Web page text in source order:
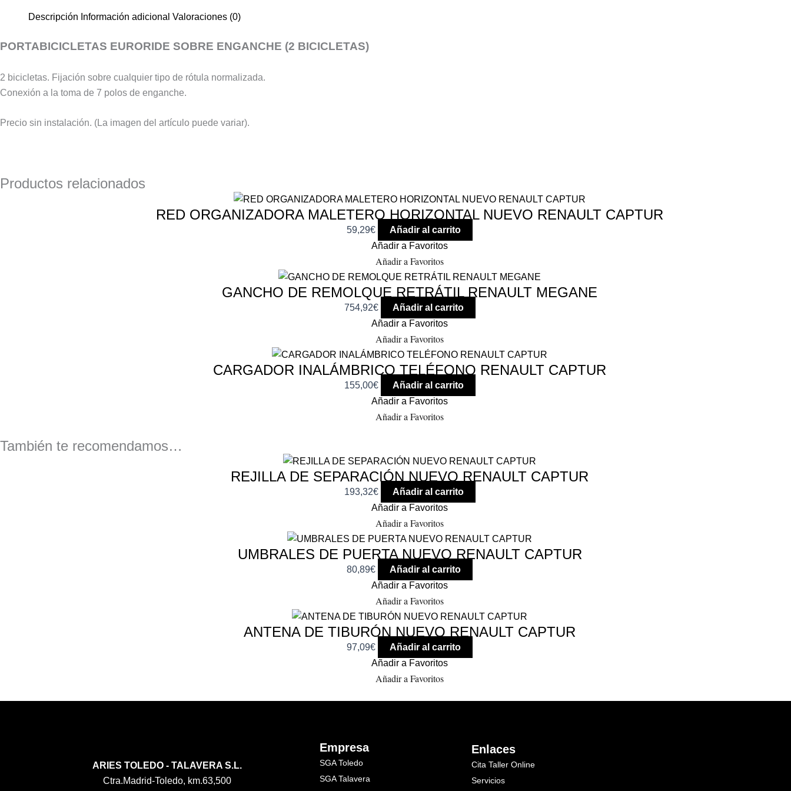
Descripción Información adicional Valoraciones (0)
PORTABICICLETAS EURORIDE SOBRE ENGANCHE (2 BICICLETAS)
2 bicicletas. Fijación sobre cualquier tipo de rótula normalizada.
Conexión a la toma de 7 polos de enganche.
Precio sin instalación. (La imagen del artículo puede variar).
Productos relacionados
RED ORGANIZADORA MALETERO HORIZONTAL NUEVO RENAULT CAPTUR
59,29€
Añadir al carrito
Añadir a Favoritos
Añadir a Favoritos
GANCHO DE REMOLQUE RETRÁTIL RENAULT MEGANE
754,92€
Añadir al carrito
Añadir a Favoritos
Añadir a Favoritos
CARGADOR INALÁMBRICO TELÉFONO RENAULT CAPTUR
155,00€
Añadir al carrito
Añadir a Favoritos
Añadir a Favoritos
También te recomendamos…
REJILLA DE SEPARACIÓN NUEVO RENAULT CAPTUR
193,32€
Añadir al carrito
Añadir a Favoritos
Añadir a Favoritos
UMBRALES DE PUERTA NUEVO RENAULT CAPTUR
80,89€
Añadir al carrito
Añadir a Favoritos
Añadir a Favoritos
ANTENA DE TIBURÓN NUEVO RENAULT CAPTUR
97,09€
Añadir al carrito
Añadir a Favoritos
Añadir a Favoritos
ARIES TOLEDO - TALAVERA S.L.
Ctra.Madrid-Toledo, km.63,500
Empresa
SGA Toledo
SGA Talavera
Enlaces
Cita Taller Online
Servicios